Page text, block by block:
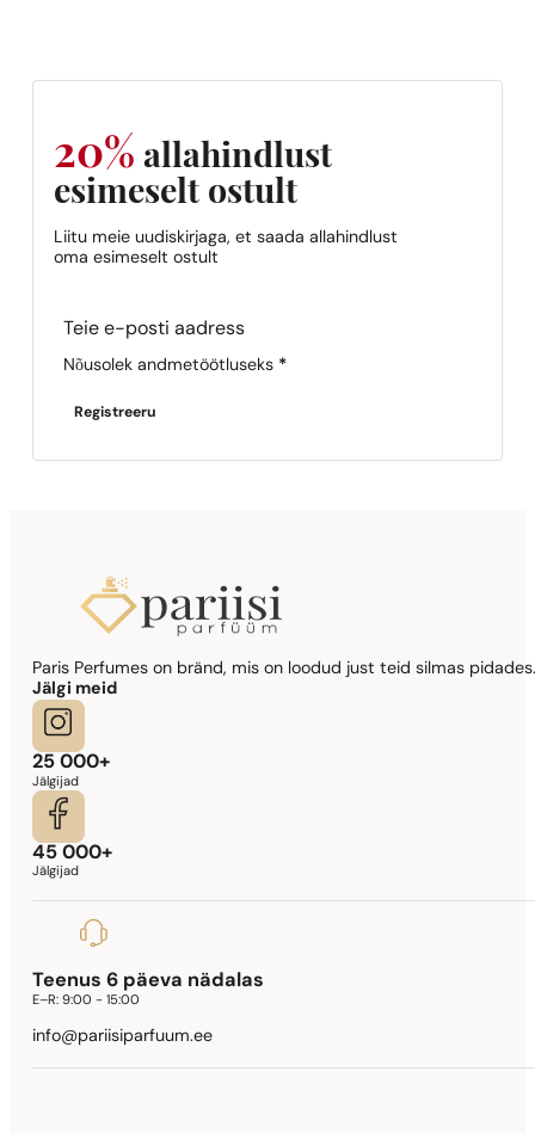
20% allahindlust
esimeselt ostult
Liitu meie uudiskirjaga, et saada allahindlust
oma esimeselt ostult
Section
Nõusolek andmetöötluseks *
Registreeru
Paris Perfumes on bränd, mis on loodud just teid silmas
Jälgi meid
25 000+
Jälgijad
45 000+
Jälgijad
Teenus 6 päeva nädalas
E–R:9:00 - 15:00
info@pariisiparfuum.ee